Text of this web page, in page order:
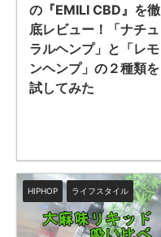
の『EMILI CBD』を徹
底レビュー！「ナチュ
ラルヘンプ」と「レモ
ンヘンプ」の２種類を
試してみた
HIPHOP ライフスタイル